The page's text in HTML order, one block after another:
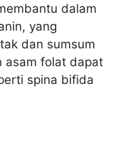
dalam
yang
dan sumsum
asam folat dapat
spina bifida